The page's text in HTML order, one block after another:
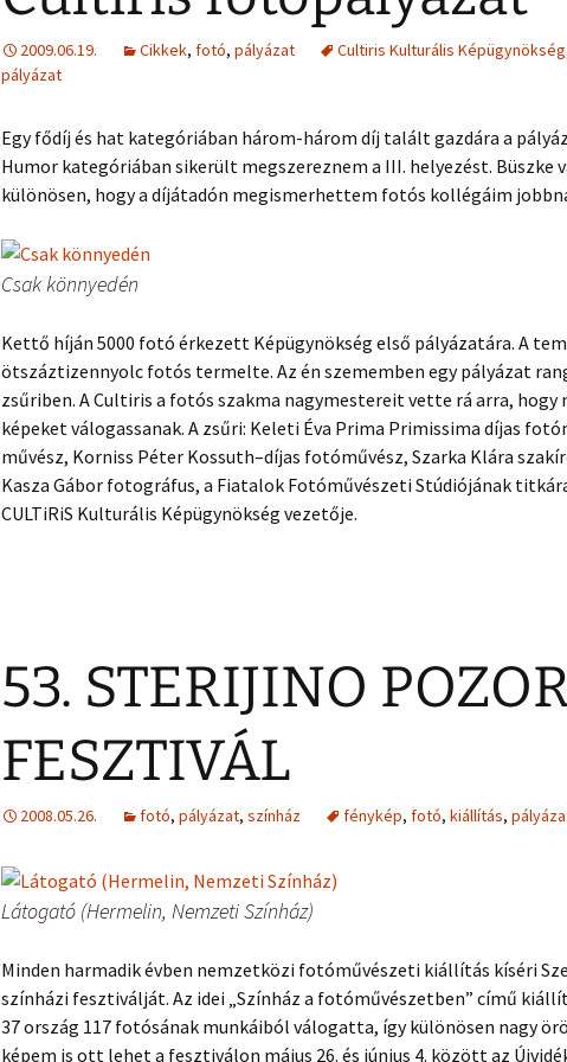
2009.06.19. Cikkek, fotó, pályázat Cultiris Kulturális Képügynökség
pályázat
Egy fődíj és hat kategóriában három-három díj talált gazdára a
Humor kategóriában sikerült megszereznem a III. helyezést. Büszke
különösen, hogy a díjátadón megismerhettem fotós kollégáim
Csak könnyedén
Kettő híján 5000 fotó érkezett Képügynökség első pályázatára. A
ötszáztizennyolc fotós termelte. Az én szememben egy pályázat
zsűriben. A Cultiris a fotós szakma nagymestereit vette rá arra, hogy
képeket válogassanak. A zsűri: Keleti Éva Prima Primissima díjas
művész, Korniss Péter Kossuth–díjas fotóművész, Szarka Klára
Kasza Gábor fotográfus, a Fiatalok Fotóművészeti Stúdiójának
CULTiRiS Kulturális Képügynökség vezetője.
53. STERIJINO
FESZTIVÁL
2008.05.26. fotó, pályázat, színház fénykép, fotó, kiállítás,
Látogató (Hermelin, Nemzeti Színház)
Minden harmadik évben nemzetközi fotóművészeti kiállítás kíséri
színházi fesztiválját. Az idei „Színház a fotóművészetben” című
37 ország 117 fotósának munkáiból válogatta, így különösen nagy
képem is ott lehet a fesztiválon május 26. és június 4. között az